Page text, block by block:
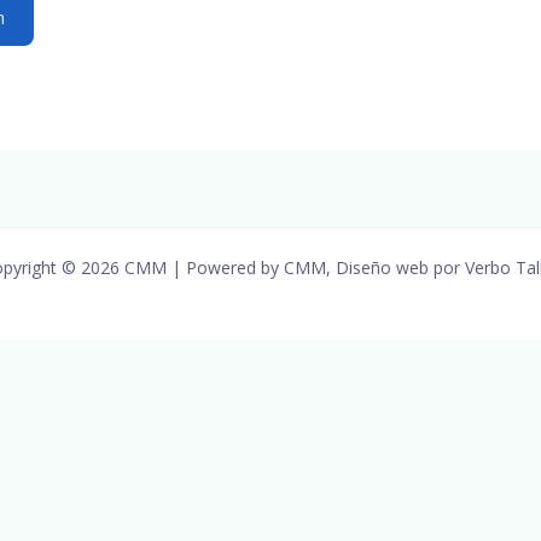
© 2026 CMM | Powered by CMM, Diseño web por Verbo